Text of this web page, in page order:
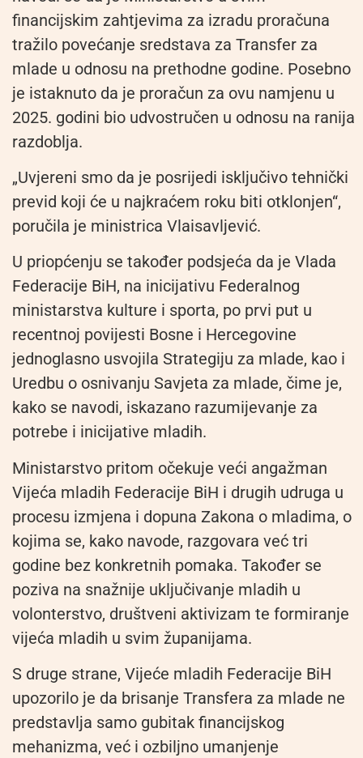
financijskim zahtjevima za izradu proračuna
tražilo povećanje sredstava za Transfer za
mlade u odnosu na prethodne godine. Posebno
je istaknuto da je proračun za ovu namjenu u
2025. godini bio udvostručen u odnosu na ranija
razdoblja.
„Uvjereni smo da je posrijedi isključivo tehnički
previd koji će u najkraćem roku biti otklonjen“,
poručila je ministrica Vlaisavljević.
U priopćenju se također podsjeća da je Vlada
Federacije BiH, na inicijativu Federalnog
ministarstva kulture i sporta, po prvi put u
recentnoj povijesti Bosne i Hercegovine
jednoglasno usvojila Strategiju za mlade, kao i
Uredbu o osnivanju Savjeta za mlade, čime je,
kako se navodi, iskazano razumijevanje za
potrebe i inicijative mladih.
Ministarstvo pritom očekuje veći angažman
Vijeća mladih Federacije BiH i drugih udruga u
procesu izmjena i dopuna Zakona o mladima, o
kojima se, kako navode, razgovara već tri
godine bez konkretnih pomaka. Također se
poziva na snažnije uključivanje mladih u
volonterstvo, društveni aktivizam te formiranje
vijeća mladih u svim županijama.
S druge strane, Vijeće mladih Federacije BiH
upozorilo je da brisanje Transfera za mlade ne
predstavlja samo gubitak financijskog
mehanizma, već i ozbiljno umanjenje